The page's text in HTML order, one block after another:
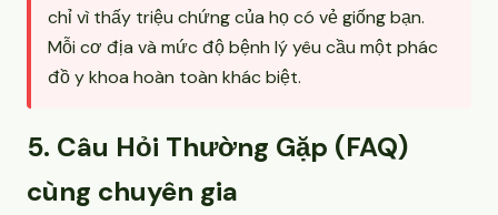
chỉ vì thấy triệu chứng của họ có vẻ giống bạn.
Mỗi cơ địa và mức độ bệnh lý yêu cầu một phác
đồ y khoa hoàn toàn khác biệt.
5. Câu Hỏi Thường Gặp (FAQ)
cùng chuyên gia